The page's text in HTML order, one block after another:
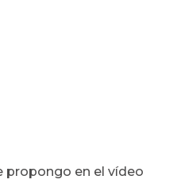
propongo en el vídeo